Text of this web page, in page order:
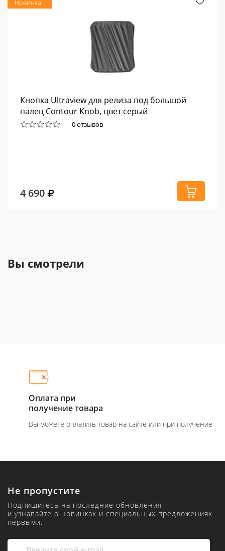
Новинка
Кнопка Ultraview для релиза под большой
палец Contour Knob, цвет серый
0 отзывов
4 690
Вы смотрели
Оплата при
получение товара
Вы можете оплатить товар на сайте или при получение
Не пропустите
Подпишитесь на последние обновления
и узнавайте о новинках и специальных предложениях
первыми.